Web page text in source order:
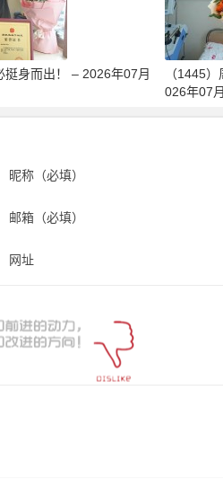
挺身而出！ – 2026年07月
（1445
026年07
昵称（必填）
邮箱（必填）
网址